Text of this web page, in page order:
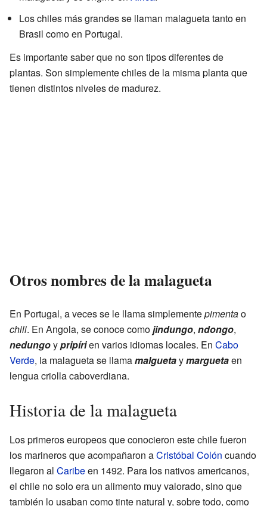
Los chiles más grandes se llaman malagueta tanto en
Brasil como en Portugal.
Es importante saber que no son tipos diferentes de
plantas. Son simplemente chiles de la misma planta que
tienen distintos niveles de madurez.
Otros nombres de la malagueta
En Portugal, a veces se le llama simplementepimentao
chili. En Angola, se conoce comojindungo, ndongo,
nedungoypripírien varios idiomas locales. En Cabo
Verde, la malagueta se llamamalguetaymarguetaen
lengua criolla caboverdiana.
Historia de la malagueta
Los primeros europeos que conocieron este chile fueron
los marineros que acompañaron aCristóbal Colón cuando
llegaron al Caribeen 1492. Para los nativos americanos,
el chile no solo era un alimento muy valorado, sino que
también lo usaban como tinte natural y, sobre todo, como